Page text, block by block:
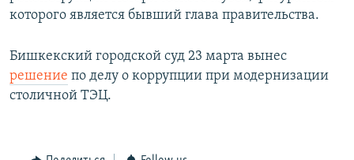
которого является бывший глава правительства.
Бишкекский городской суд 23 марта вынес
решение по делу о коррупции при модернизации
столичной ТЭЦ.